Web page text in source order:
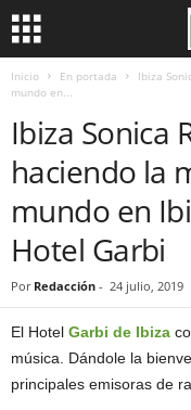
Inicio En portada
Ibiza
mundo en...
Ibiza Sonica
haciendo la
mundo en
Hotel Garbi
Por Redacción - 24 julio, 2019
El Hotel Garbi de Ibiza
música. Dándole la
principales emisoras de